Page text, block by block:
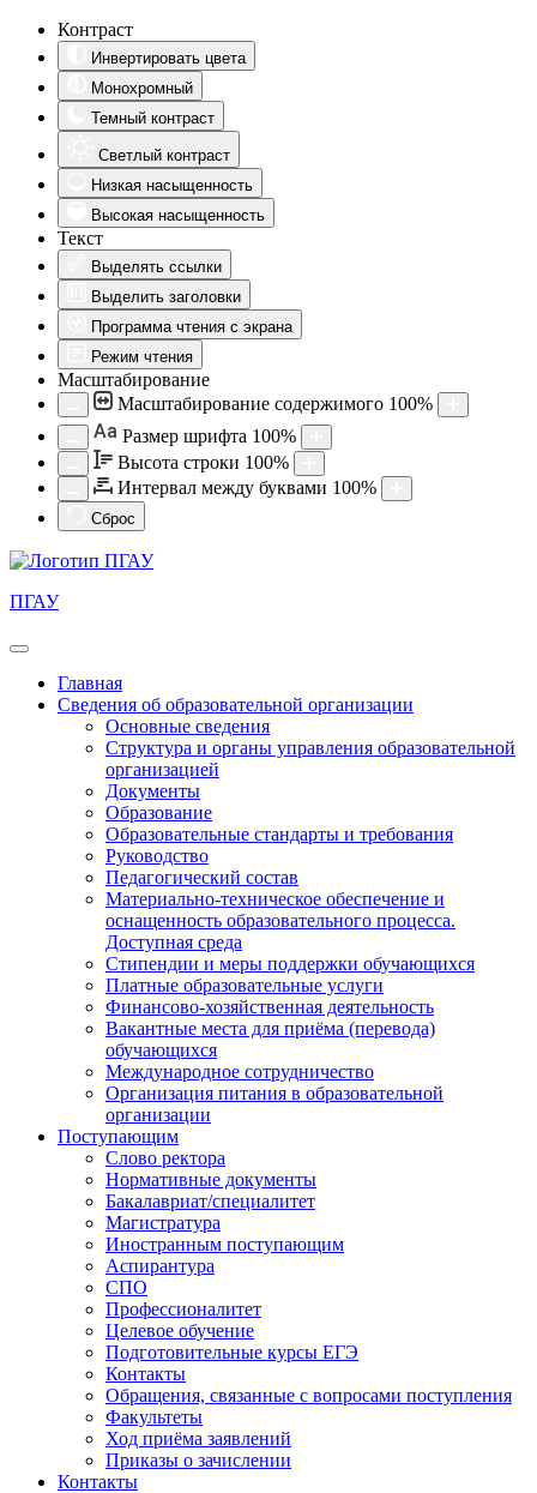
Контраст
Инвертировать цвета
Монохромный
Темный контраст
Светлый контраст
Низкая насыщенность
Высокая насыщенность
Текст
Выделять ссылки
Выделить заголовки
Программа чтения с экрана
Режим чтения
Масштабирование
Масштабирование содержимого 100%
Aa Размер шрифта 100%
Высота строки 100%
Интервал между буквами 100%
Сброс
ПГАУ
Главная
Сведения об образовательной организации
Основные сведения
Структура и органы управления образовательной
организацией
Документы
Образование
Образовательные стандарты и требования
Руководство
Педагогический состав
Материально-техническое обеспечение и
оснащенность образовательного процесса.
Доступная среда
Стипендии и меры поддержки обучающихся
Платные образовательные услуги
Финансово-хозяйственная деятельность
Вакантные места для приёма (перевода)
обучающихся
Международное сотрудничество
Организация питания в образовательной
организации
Поступающим
Слово ректора
Нормативные документы
Бакалавриат/специалитет
Магистратура
Иностранным поступающим
Аспирантура
СПО
Профессионалитет
Целевое обучение
Подготовительные курсы ЕГЭ
Контакты
Обращения, связанные с вопросами поступления
Факультеты
Ход приёма заявлений
Приказы о зачислении
Контакты